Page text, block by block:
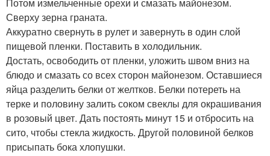
Сверху зерна граната.
Аккуратно свернуть в рулет и завернуть в один слой
пищевой пленки. Поставить в холодильник.
Достать, освободить от пленки, уложить швом вниз на
блюдо и смазать со всех сторон майонезом. Оставшиеся
яйца разделить белки от желтков. Белки потереть на
терке и половину залить соком свеклы для окрашивания
в розовый цвет. Дать постоять минут 15 и отбросить на
сито, чтобы стекла жидкость. Другой половиной белков
присыпать бока хлопушки.